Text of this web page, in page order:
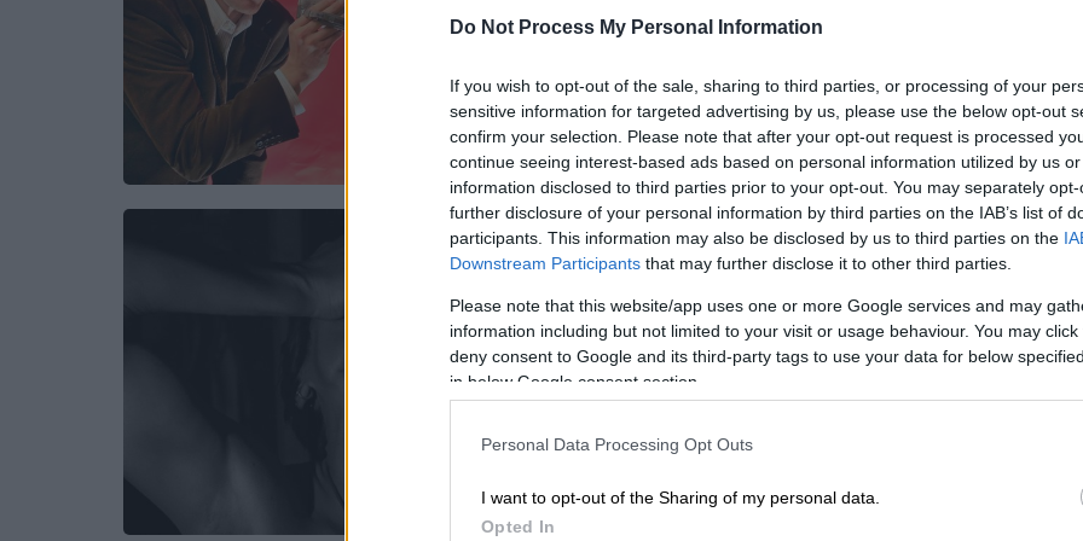
Do Not Process My Personal Information
If you wish to opt-out of the sale, sharing to third parties, or processing of your
sensitive information for targeted advertising by us, please use the below opt-out
confirm your selection. Please note that after your opt-out request is processed
continue seeing interest-based ads based on personal information utilized by us
information disclosed to third parties prior to your opt-out. You may separately
further disclosure of your personal information by third parties on the IAB’s list of
participants. This information may also be disclosed by us to third parties on the
Downstream Participants that may further disclose it to other third parties.
Please note that this website/app uses one or more Google services and may
information including but not limited to your visit or usage behaviour. You may
deny consent to Google and its third-party tags to use your data for below
in below Google consent section.
Personal Data Processing Opt Outs
I want to opt-out of the Sharing of my personal data.
Opted In
μπορούσαν σήμερα να φιγουράρουν
στις πρώτες θέσεις των billionaires
του πλανήτη
Τεχνολογία|02.07.2026 19:01
Μπορεί το AI Overview της Google
να γίνει επικίνδυνο; Οι
παραβιάσεις των κανόνων για την
αυτοκτονία
Ο ψηφιακός «δημοσιογράφος» που
δεν ξέρει από δεοντολογία